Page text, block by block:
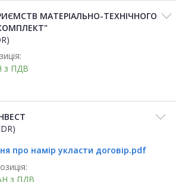
МАТЕРІАЛЬНО-ТЕХНІЧНОГО
з ПДВ
про намір укласти договір.pdf
з ПДВ